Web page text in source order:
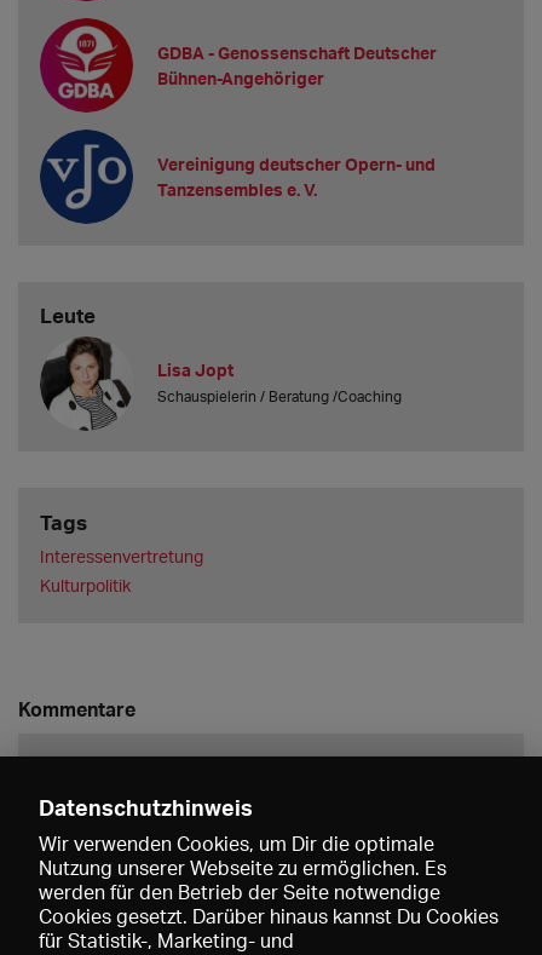
GDBA - Genossenschaft Deutscher
Bühnen-Angehöriger
Vereinigung deutscher Opern- und
Tanzensembles e. V.
Leute
Lisa Jopt
Schauspielerin / Beratung /Coaching
Tags
Interessenvertretung
Kulturpolitik
Kommentare
Speichern
Datenschutzhinweis
Wir verwenden Cookies, um Dir die optimale
Nutzung unserer Webseite zu ermöglichen. Es
werden für den Betrieb der Seite notwendige
Cookies gesetzt. Darüber hinaus kannst Du Cookies
für Statistik-, Marketing- und